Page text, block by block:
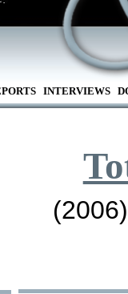
INTERVIEWS